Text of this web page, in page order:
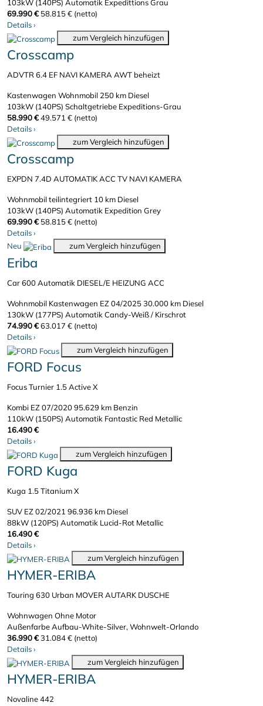
103kW (140PS) Automatik Expedittions Grau
69.990 € 58.815 € (netto)
Details›
zum Vergleich hinzufügen
Crosscamp
ADVTR 6.4 EF NAVI KAMERA AWT beheizt
Kastenwagen Wohnmobil 250 km Diesel
103kW (140PS) Schaltgetriebe Expeditions-Grau
58.990 €49.571 € (netto)
Details›
zum Vergleich hinzufügen
Crosscamp
EXPDN 7.4D AUTOMATIK ACC TV NAVI KAMERA
Wohnmobil teilintegriert 10 km Diesel
103kW (140PS) Automatik Expedition Grey
69.990 € 58.815 € (netto)
Details›
Neu
zum Vergleich hinzufügen
Eriba
Car 600 Automatik DIESEL/E HEIZUNG ACC
Wohnmobil Kastenwagen EZ 04/202530.000 km Diesel
130kW (177PS) AutomatikCandy-Weiß / Kirschrot
74.990 €63.017 € (netto)
Details›
zum Vergleich hinzufügen
FORD Focus
Focus Turnier 1.5 Active X
Kombi EZ 07/202095.629 km Benzin
110kW (150PS) Automatik Fantastic Red Metallic
16.490 €
Details›
zum Vergleich hinzufügen
FORD Kuga
Kuga 1.5 Titanium X
SUV EZ 02/2021 96.936 km Diesel
88kW (120PS) Automatik Lucid-Rot Metallic
16.490 €
Details›
zum Vergleich hinzufügen
HYMER-ERIBA
Touring 630 Urban MOVER AUTARK DUSCHE
Wohnwagen Ohne Motor
Außenfarbe Aufbau-White-Silver, Wohnwelt-Orlando
36.990 €31.084 € (netto)
Details›
zum Vergleich hinzufügen
HYMER-ERIBA
Novaline 442